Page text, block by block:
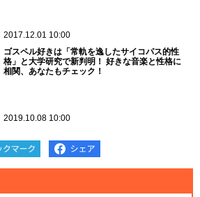
2017.12.01 10:00
ゴスペル好きは「常軌を逸したサイコパス的性
格」と大学研究で新判明！ 好きな音楽と性格に
相関、あなたもチェック！
2019.10.08 10:00